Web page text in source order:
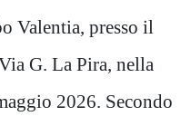
Valentia, presso il
G. La Pira, nella
2026. Secondo